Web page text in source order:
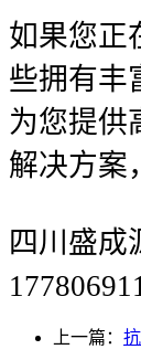
如果您正
些拥有丰
为您提供
解决方案
四川盛成
上一篇：